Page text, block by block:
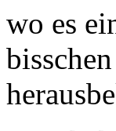
wo es